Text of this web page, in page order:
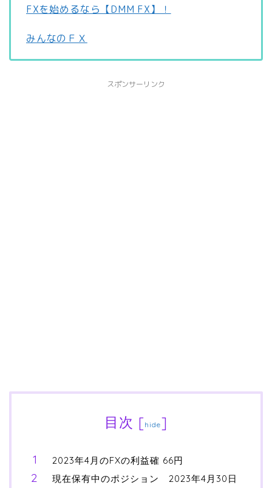
FXを始めるなら【DMM FX】！
みんなのＦＸ
スポンサーリンク
目次 [hide]
2023年4月のFXの利益確 66円
現在保有中のポジション 2023年4月30日